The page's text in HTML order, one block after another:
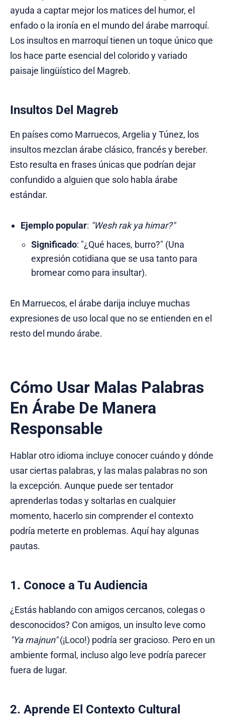
ayuda a captar mejor los matices del humor, el
enfado o la ironía en el mundo del árabe marroquí.
Los insultos en marroquí tienen un toque único que
los hace parte esencial del colorido y variado
paisaje lingüístico del Magreb.
Insultos Del Magreb
En países como Marruecos, Argelia y Túnez, los
insultos mezclan árabe clásico, francés y bereber.
Esto resulta en frases únicas que podrían dejar
confundido a alguien que solo habla árabe
estándar.
Ejemplo popular: "Wesh rak ya himar?"
Significado: "¿Qué haces, burro?" (Una
expresión cotidiana que se usa tanto para
bromear como para insultar).
En Marruecos, el árabe darija incluye muchas
expresiones de uso local que no se entienden en el
resto del mundo árabe.
Cómo Usar Malas Palabras
En Árabe De Manera
Responsable
Hablar otro idioma incluye conocer cuándo y dónde
usar ciertas palabras, y las malas palabras no son
la excepción. Aunque puede ser tentador
aprenderlas todas y soltarlas en cualquier
momento, hacerlo sin comprender el contexto
podría meterte en problemas. Aquí hay algunas
pautas.
1. Conoce a Tu Audiencia
¿Estás hablando con amigos cercanos, colegas o
desconocidos? Con amigos, un insulto leve como
"Ya majnun"(¡Loco!) podría ser gracioso. Pero en un
ambiente formal, incluso algo leve podría parecer
fuera de lugar.
2. Aprende El Contexto Cultural